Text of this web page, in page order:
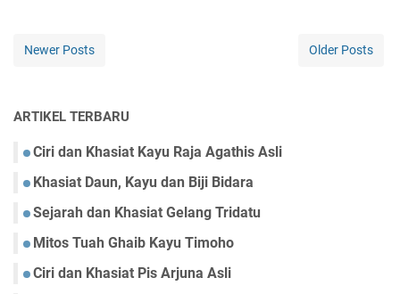
Newer Posts Older Posts
ARTIKEL TERBARU
Ciri dan Khasiat Kayu Raja Agathis Asli
Khasiat Daun, Kayu dan Biji Bidara
Sejarah dan Khasiat Gelang Tridatu
Mitos Tuah Ghaib Kayu Timoho
Ciri dan Khasiat Pis Arjuna Asli